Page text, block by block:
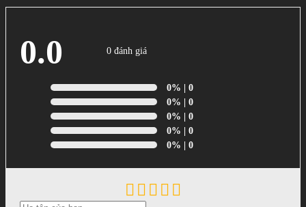
0.0 0 đánh giá
0% | 0
0% | 0
0% | 0
0% | 0
0% | 0